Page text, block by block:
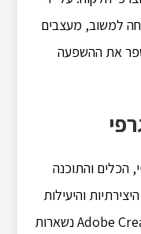
למשוב, מעצבים
את ההשפעה
הכלים והתוכנה
והיעילות
של המעצב. תוכניות כמו Adobe Creative Suite נשארות